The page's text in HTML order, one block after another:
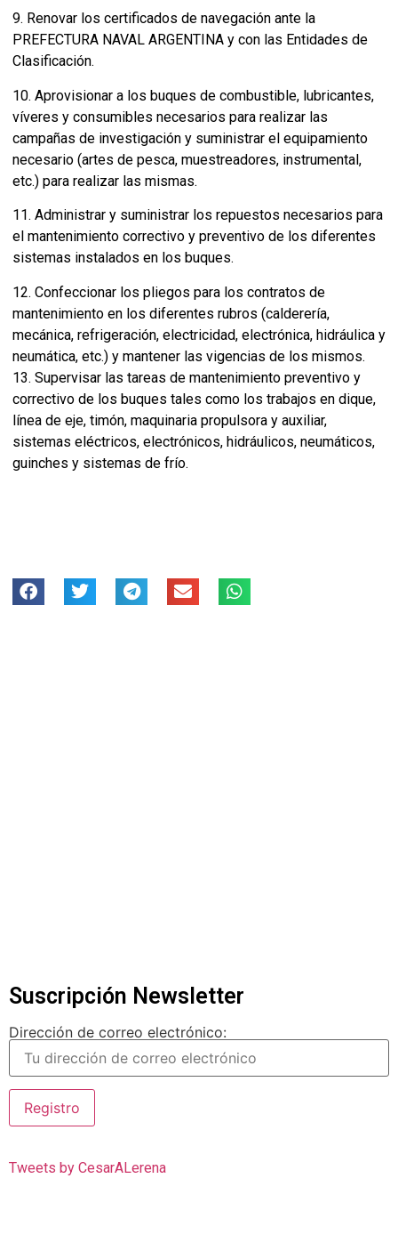
9. Renovar los certificados de navegación ante la
PREFECTURA NAVAL ARGENTINA y con las Entidades de
Clasificación.
10. Aprovisionar a los buques de combustible, lubricantes,
víveres y consumibles necesarios para realizar las
campañas de investigación y suministrar el equipamiento
necesario (artes de pesca, muestreadores, instrumental,
etc.) para realizar las mismas.
11. Administrar y suministrar los repuestos necesarios para
el mantenimiento correctivo y preventivo de los diferentes
sistemas instalados en los buques.
12. Confeccionar los pliegos para los contratos de
mantenimiento en los diferentes rubros (calderería,
mecánica, refrigeración, electricidad, electrónica, hidráulica y
neumática, etc.) y mantener las vigencias de los mismos.
13. Supervisar las tareas de mantenimiento preventivo y
correctivo de los buques tales como los trabajos en dique,
línea de eje, timón, maquinaria propulsora y auxiliar,
sistemas eléctricos, electrónicos, hidráulicos, neumáticos,
guinches y sistemas de frío.
Suscripción Newsletter
Dirección de correo electrónico:
Tweets by CesarALerena